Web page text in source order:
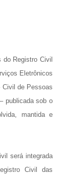
Registro Civil
Eletrônicos
Civil de Pessoas
publicada sob o
mantida e
será integrada
Civil das